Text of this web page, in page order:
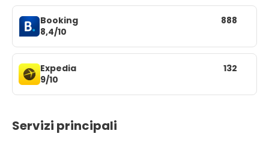
Booking
8,4/10
888
Expedia
9/10
132
Servizi principali